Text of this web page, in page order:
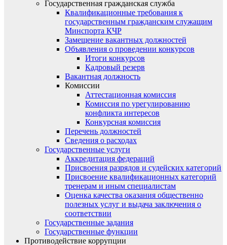
Государственная гражданская служба
Квалификационные требования к
государственным гражданским служащим
Минспорта КЧР
Замещение вакантных должностей
Объявления о проведении конкурсов
Итоги конкурсов
Кадровый резерв
Вакантная должность
Комиссии
Аттестационная комиссия
Комиссия по урегулированию
конфликта интересов
Конкурсная комиссия
Перечень должностей
Сведения о расходах
Государственные услуги
Аккредитация федераций
Присвоения разрядов и судейских категорий
Присвоение квалификационных категорий
тренерам и иным специалистам
Оценка качества оказания общественно
полезных услуг и выдача заключения о
соответствии
Государственные задания
Государственные функции
Противодействие коррупции